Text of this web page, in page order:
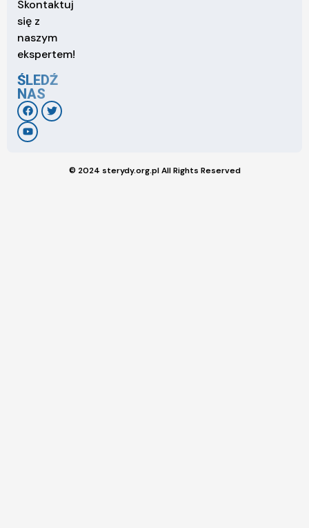
Skontaktuj
się z
naszym
ekspertem!
ŚLEDŹ
NAS
© 2024 sterydy.org.pl All Rights Reserved